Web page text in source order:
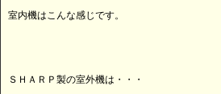
室内機はこんな感じです。
ＳＨＡＲＰ製の室外機は・・・